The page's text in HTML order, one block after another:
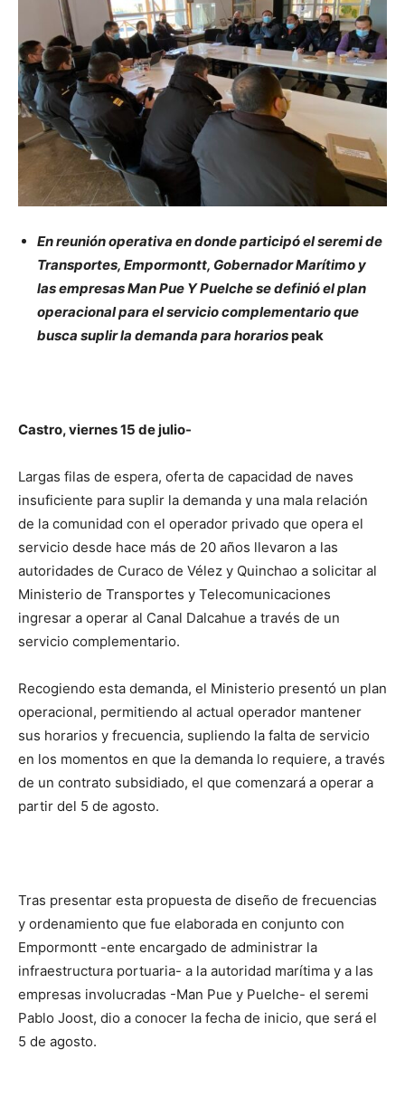
En reunión operativa en donde participó el seremi de
Transportes, Empormontt, Gobernador Marítimo y
las empresas Man Pue Y Puelche se definió el plan
operacional para el servicio complementario que
busca suplir la demanda para horariospeak
Castro, viernes 15 de julio-
Largas filas de espera, oferta de capacidad de naves
insuficiente para suplir la demanda y una mala relación
de la comunidad con el operador privado que opera el
servicio desde hace más de 20 años llevaron a las
autoridades de Curaco de Vélez y Quinchao a solicitar al
Ministerio de Transportes y Telecomunicaciones
ingresar a operar al Canal Dalcahue a través de un
servicio complementario.
Recogiendo esta demanda, el Ministerio presentó un plan
operacional, permitiendo al actual operador mantener
sus horarios y frecuencia, supliendo la falta de servicio
en los momentos en que la demanda lo requiere, a través
de un contrato subsidiado, el que comenzará a operar a
partir del 5 de agosto.
Tras presentar esta propuesta de diseño de frecuencias
y ordenamiento que fue elaborada en conjunto con
Empormontt -ente encargado de administrar la
infraestructura portuaria- a la autoridad marítima y a las
empresas involucradas -Man Pue y Puelche- el seremi
Pablo Joost, dio a conocer la fecha de inicio, que será el
5 de agosto.